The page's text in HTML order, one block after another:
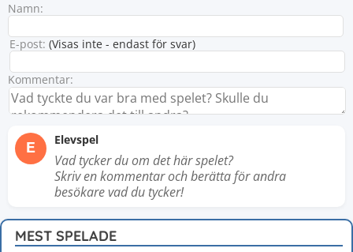
Namn:
E-post: (Visas inte - endast för svar)
Kommentar:
E Elevspel
Vad tycker du om det här spelet?
Skriv en kommentar och berätta för andra
besökare vad du tycker!
MEST SPELADE